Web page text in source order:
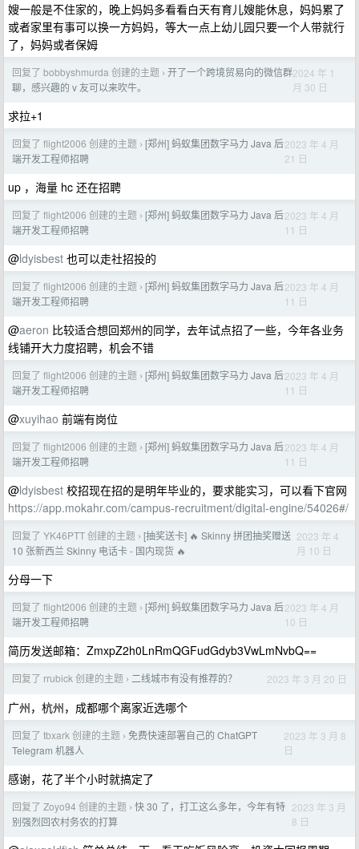
嫂一般是不住家的，晚上妈妈多看看白天有育儿嫂能休息，妈妈累了
或者家里有事可以换一方妈妈，等大一点上幼儿园只要一个人带就行
了，妈妈或者保姆
回复了 bobbyshmurda 创建的主题 › 开了一个跨境贸易向的微信群
聊，感兴趣的 v 友可以来吹牛。
2024 年 1
月 30 日
求拉+1
回复了 flight2006 创建的主题 › [郑州] 蚂蚁集团数字马力 Java 后
端开发工程师招聘
2023 年 4 月
21 日
up ，海量 hc 还在招聘
回复了 flight2006 创建的主题 › [郑州] 蚂蚁集团数字马力 Java 后
端开发工程师招聘
2023 年 4 月
11 日
@ldyisbest 也可以走社招投的
回复了 flight2006 创建的主题 › [郑州] 蚂蚁集团数字马力 Java 后
端开发工程师招聘
2023 年 4 月
11 日
@aeron 比较适合想回郑州的同学，去年试点招了一些，今年各业务
线铺开大力度招聘，机会不错
回复了 flight2006 创建的主题 › [郑州] 蚂蚁集团数字马力 Java 后
端开发工程师招聘
2023 年 4 月
11 日
@xuyihao 前端有岗位
回复了 flight2006 创建的主题 › [郑州] 蚂蚁集团数字马力 Java 后
端开发工程师招聘
2023 年 4 月
11 日
@ldyisbest 校招现在招的是明年毕业的，要求能实习，可以看下官网
https://app.mokahr.com/campus-recruitment/digital-engine/54026#/
回复了 YK46PTT 创建的主题 › [抽奖送卡] 🔥 Skinny 拼团抽奖赠送
10 张新西兰 Skinny 电话卡 - 国内现货 🔥
2023 年 4
月 10 日
分母一下
回复了 flight2006 创建的主题 › [郑州] 蚂蚁集团数字马力 Java 后
端开发工程师招聘
2023 年 4 月
10 日
简历发送邮箱：ZmxpZ2h0LnRmQGFudGdyb3VwLmNvbQ==
回复了 rrubick 创建的主题 › 二线城市有没有推荐的？ 2023 年 3 月 20 日
广州，杭州，成都哪个离家近选哪个
回复了 tbxark 创建的主题 › 免费快速部署自己的 ChatGPT
Telegram 机器人
2023 年 3 月 8
日
感谢，花了半个小时就搞定了
回复了 Zoyo94 创建的主题 › 快 30 了，打工这么多年，今年有特
别强烈回农村务农的打算
2023 年 3 月
8 日